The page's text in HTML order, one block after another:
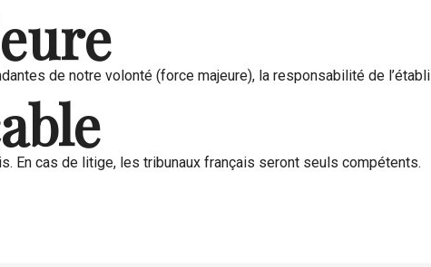
de notre volonté (force majeure), la responsabilité de
En cas de litige, les tribunaux français seront seuls compétents.